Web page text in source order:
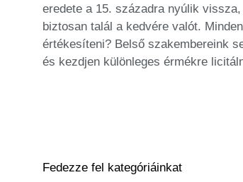
eredete a 15. századra nyúlik
biztosan talál a kedvére valót.
értékesíteni? Belső szakembereink
és kezdjen különleges érmékre
Fedezze fel kategóriáinkat